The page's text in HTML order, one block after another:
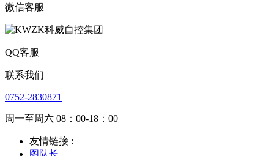
微信客服
QQ客服
联系我们
0752-2830871
周一至周六 08：00-18：00
友情链接 :